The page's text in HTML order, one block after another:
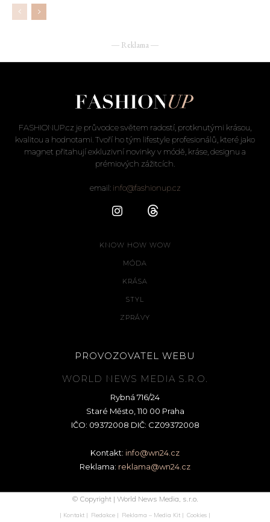
― Reklama ―
FASHIONUP.cz je průvodce světem radostí, protknutými krásou,
kvalitou a hodnotami. Tvoří ho tým lifestyle profesionálů, které jako
magnet přitahují exkluzivní novinky v módě, kráse, designu a
prémiových zážitcích.
email: info@fashionup.cz
KNOW HOW WOW
MÓDA
KRÁSA
STYL
ZPRÁVY
PROVOZOVATEL WEBU
WORLD NEWS MEDIA S.R.O.
Rybná 716/24
Staré Město, 110 00 Praha
IČO: 09372008 DIČ: CZ09372008
Kontakt: info@wn24.cz
Reklama: reklama@wn24.cz
© Copyright | World News Media, s.r.o.
| Kontakt | Redakce | Reklama – Media Kit | Cookies |